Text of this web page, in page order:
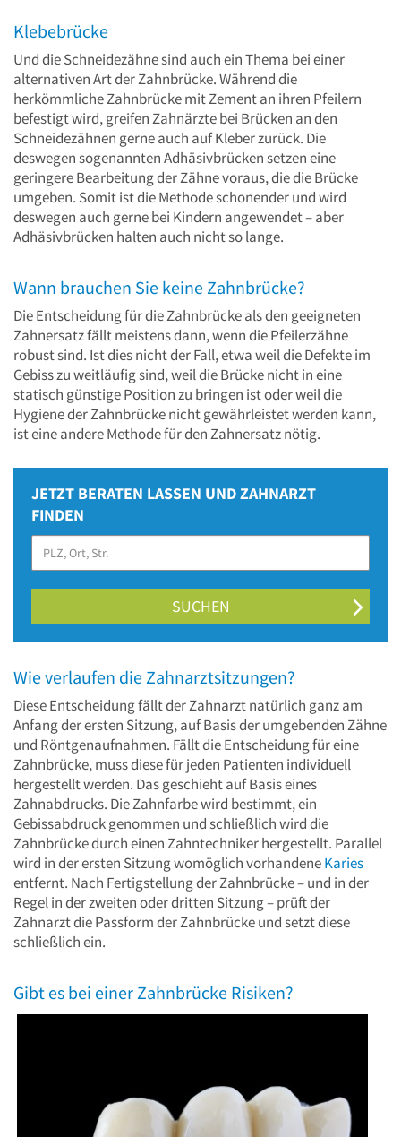
Klebebrücke
Und die Schneidezähne sind auch ein Thema bei einer
alternativen Art der Zahnbrücke. Während die
herkömmliche Zahnbrücke mit Zement an ihren Pfeilern
befestigt wird, greifen Zahnärzte bei Brücken an den
Schneidezähnen gerne auch auf Kleber zurück. Die
deswegen sogenannten Adhäsivbrücken setzen eine
geringere Bearbeitung der Zähne voraus, die die Brücke
umgeben. Somit ist die Methode schonender und wird
deswegen auch gerne bei Kindern angewendet – aber
Adhäsivbrücken halten auch nicht so lange.
Wann brauchen Sie keine Zahnbrücke?
Die Entscheidung für die Zahnbrücke als den geeigneten
Zahnersatz fällt meistens dann, wenn die Pfeilerzähne
robust sind. Ist dies nicht der Fall, etwa weil die Defekte im
Gebiss zu weitläufig sind, weil die Brücke nicht in eine
statisch günstige Position zu bringen ist oder weil die
Hygiene der Zahnbrücke nicht gewährleistet werden kann,
ist eine andere Methode für den Zahnersatz nötig.
JETZT BERATEN LASSEN UND ZAHNARZT
FINDEN
SUCHEN
Wie verlaufen die Zahnarztsitzungen?
Diese Entscheidung fällt der Zahnarzt natürlich ganz am
Anfang der ersten Sitzung, auf Basis der umgebenden Zähne
und Röntgenaufnahmen. Fällt die Entscheidung für eine
Zahnbrücke, muss diese für jeden Patienten individuell
hergestellt werden. Das geschieht auf Basis eines
Zahnabdrucks. Die Zahnfarbe wird bestimmt, ein
Gebissabdruck genommen und schließlich wird die
Zahnbrücke durch einen Zahntechniker hergestellt. Parallel
wird in der ersten Sitzung womöglich vorhandeneKaries
entfernt. Nach Fertigstellung der Zahnbrücke – und in der
Regel in der zweiten oder dritten Sitzung – prüft der
Zahnarzt die Passform der Zahnbrücke und setzt diese
schließlich ein.
Gibt es bei einer Zahnbrücke Risiken?